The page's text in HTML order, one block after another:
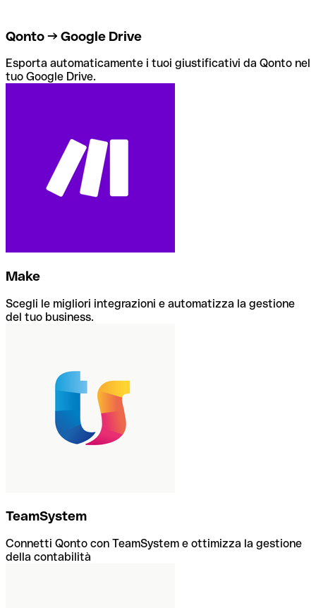
Qonto → Google Drive
Esporta automaticamente i tuoi giustificativi da Qonto nel
tuo Google Drive.
Make
Scegli le migliori integrazioni e automatizza la gestione
del tuo business.
TeamSystem
Connetti Qonto con TeamSystem e ottimizza la gestione
della contabilità